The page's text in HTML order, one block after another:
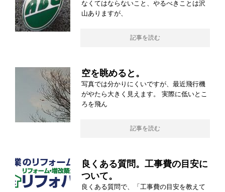
なくてはならないこと、やるべきことは沢
山ありますが、
記事を読む
空を眺めると。
写真では分かりにくいですが、最近飛行機
がやたら大きく見えます。 実際に低いとこ
ろを飛ん
記事を読む
良くある質問。工事費の目安に
ついて。
良くある質問で、「工事費の目安を教えて